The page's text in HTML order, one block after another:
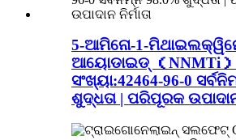
5-ଆମିନୋ-1-
ଆୟୋଡାଇଡ୍ （NNMTi）
ସଂଖ୍ୟା:42464-96-0
ଶୁଦ୍ଧତା | ପରିପୂରକ ଉପାଦାନ